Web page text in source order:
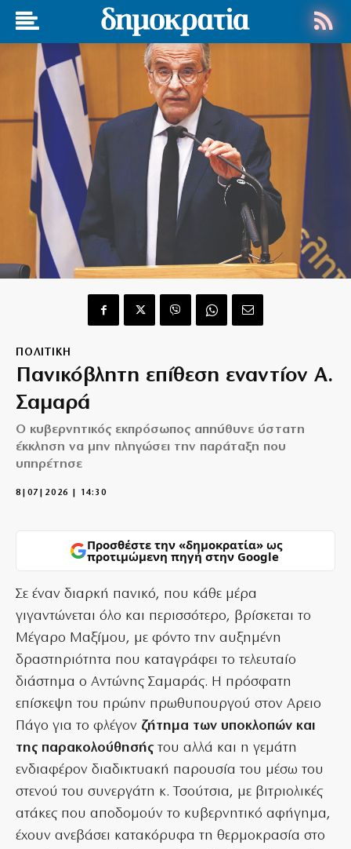
ΠΟΛΙΤΙΚΗ
Πανικόβλητη επίθεση εναντίον Α.
Σαμαρά
Ο κυβερνητικός εκπρόσωπος απηύθυνε ύστατη
έκκληση να μην πληγώσει την παράταξη που
υπηρέτησε
8|07|2026 | 14:30
Προσθέστε την «δημοκρατία» ως
προτιμώμενη πηγή στην Google
Σε έναν διαρκή πανικό, που κάθε μέρα
γιγαντώνεται όλο και περισσότερο, βρίσκεται το
Μέγαρο Μαξίμου, με φόντο την αυξημένη
δραστηριότητα που καταγράφει το τελευταίο
διάστημα ο Αντώνης Σαμαράς. Η πρόσφατη
επίσκεψη του πρώην πρωθυπουργού στον Αρειο
Πάγο για το φλέγον ζήτημα των υποκλοπών και
της παρακολούθησής του αλλά και η γεμάτη
ενδιαφέρον διαδικτυακή παρουσία του μέσω του
στενού του συνεργάτη κ. Τσούτσια, με βιτριολικές
ατάκες που αποδομούν το κυβερνητικό αφήγημα,
έχουν ανεβάσει κατακόρυφα τη θερμοκρασία στο